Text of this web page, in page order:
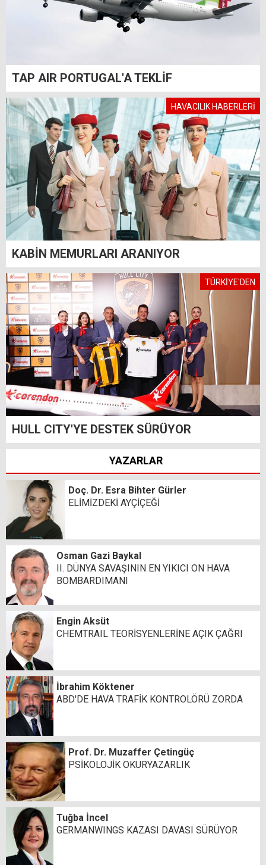
TAP AIR PORTUGAL'A TEKLİF
HAVACILIK HABERLERİ
KABİN MEMURLARI ARANIYOR
TÜRKİYE'DEN
HULL CITY'YE DESTEK SÜRÜYOR
YAZARLAR
Doç. Dr. Esra Bihter Gürler
ELİMİZDEKİ AYÇİÇEĞİ
Osman Gazi Baykal
II. DÜNYA SAVAŞININ EN YIKICI ON HAVA
BOMBARDIMANI
Engin Aksüt
CHEMTRAIL TEORİSYENLERİNE AÇIK ÇAĞRI
İbrahim Köktener
ABD'DE HAVA TRAFİK KONTROLÖRÜ ZORDA
Prof. Dr. Muzaffer Çetingüç
PSİKOLOJİK OKURYAZARLIK
Tuğba İncel
GERMANWINGS KAZASI DAVASI SÜRÜYOR